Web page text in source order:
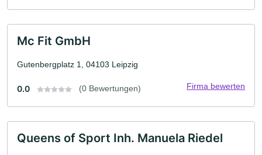
Mc Fit GmbH
Gutenbergplatz 1, 04103 Leipzig
0.0 (0 Bewertungen) Firma bewerten
Queens of Sport Inh. Manuela Riedel